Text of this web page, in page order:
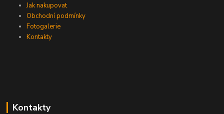
Jak nakupovat
Obchodní podmínky
Fotogalerie
Kontakty
Kontakty